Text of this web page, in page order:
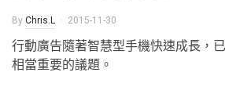
By Chris.L 2015-11-30
行動廣告隨著智慧型手機快速成長，
相當重要的議題。